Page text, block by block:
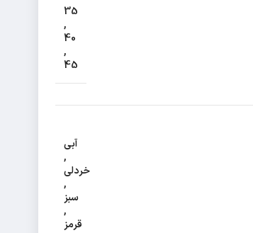
35
,
40
,
45
آبی
,
خردلی
,
سبز
,
قرمز